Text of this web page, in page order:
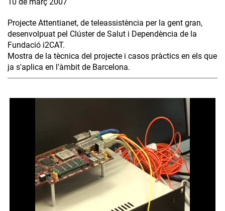
10 de març 2007
Projecte Attentianet, de teleassistència per la gent gran,
desenvolpuat pel Clúster de Salut i Dependència de la
Fundació i2CAT.
Mostra de la tècnica del projecte i casos pràctics en els que
ja s'aplica en l'àmbit de Barcelona.